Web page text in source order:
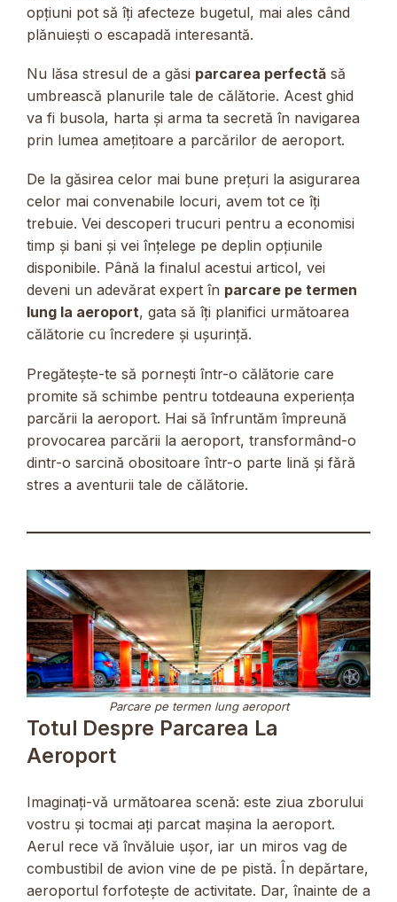
opțiuni pot să îți afecteze bugetul, mai ales când
plănuiești o escapadă interesantă.
Nu lăsa stresul de a găsi parcarea perfectă să
umbrească planurile tale de călătorie. Acest ghid
va fi busola, harta și arma ta secretă în navigarea
prin lumea amețitoare a parcărilor de aeroport.
De la găsirea celor mai bune prețuri la asigurarea
celor mai convenabile locuri, avem tot ce îți
trebuie. Vei descoperi trucuri pentru a economisi
timp și bani și vei înțelege pe deplin opțiunile
disponibile. Până la finalul acestui articol, vei
deveni un adevărat expert în parcare pe termen
lung la aeroport, gata să îți planifici următoarea
călătorie cu încredere și ușurință.
Pregătește-te să pornești într-o călătorie care
promite să schimbe pentru totdeauna experiența
parcării la aeroport. Hai să înfruntăm împreună
provocarea parcării la aeroport, transformând-o
dintr-o sarcină obositoare într-o parte lină și fără
stres a aventurii tale de călătorie.
Parcare pe termen lung aeroport
Totul Despre Parcarea La
Aeroport
Imaginați-vă următoarea scenă: este ziua zborului
vostru și tocmai ați parcat mașina la aeroport.
Aerul rece vă învăluie ușor, iar un miros vag de
combustibil de avion vine de pe pistă. În depărtare,
aeroportul forfotește de activitate. Dar, înainte de a